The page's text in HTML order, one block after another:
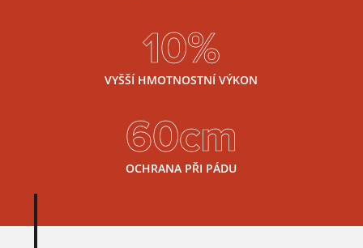
10%
VYŠŠÍ HMOTNOSTNÍ VÝKON
60cm
OCHRANA PŘI PÁDU